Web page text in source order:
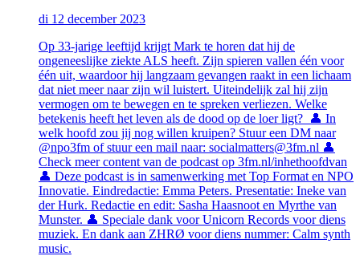
di 12 december 2023
Op 33-jarige leeftijd krijgt Mark te horen dat hij de
ongeneeslijke ziekte ALS heeft. Zijn spieren vallen één voor
één uit, waardoor hij langzaam gevangen raakt in een lichaam
dat niet meer naar zijn wil luistert. Uiteindelijk zal hij zijn
vermogen om te bewegen en te spreken verliezen. Welke
betekenis heeft het leven als de dood op de loer ligt? 👤 In
welk hoofd zou jij nog willen kruipen? Stuur een DM naar
@npo3fm of stuur een mail naar: socialmatters@3fm.nl 👤
Check meer content van de podcast op 3fm.nl/inhethoofdvan
👤 Deze podcast is in samenwerking met Top Format en NPO
Innovatie. Eindredactie: Emma Peters. Presentatie: Ineke van
der Hurk. Redactie en edit: Sasha Haasnoot en Myrthe van
Munster. 👤 Speciale dank voor Unicorn Records voor diens
muziek. En dank aan ZHRØ voor diens nummer: Calm synth
music.